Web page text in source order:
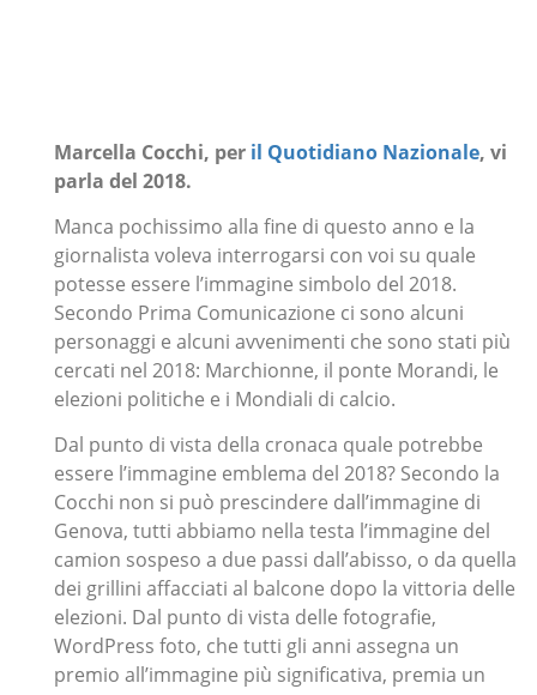
Marcella Cocchi, per il Quotidiano Nazionale, vi
parla del 2018.
Manca pochissimo alla fine di questo anno e la
giornalista voleva interrogarsi con voi su quale
potesse essere l’immagine simbolo del 2018.
Secondo Prima Comunicazione ci sono alcuni
personaggi e alcuni avvenimenti che sono stati più
cercati nel 2018: Marchionne, il ponte Morandi, le
elezioni politiche e i Mondiali di calcio.
Dal punto di vista della cronaca quale potrebbe
essere l’immagine emblema del 2018? Secondo la
Cocchi non si può prescindere dall’immagine di
Genova, tutti abbiamo nella testa l’immagine del
camion sospeso a due passi dall’abisso, o da quella
dei grillini affacciati al balcone dopo la vittoria delle
elezioni. Dal punto di vista delle fotografie,
WordPress foto, che tutti gli anni assegna un
premio all’immagine più significativa, premia un